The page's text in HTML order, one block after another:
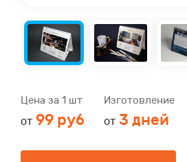
Цена за 1 шт
от 99 руб
Изготовление
от 3 дней